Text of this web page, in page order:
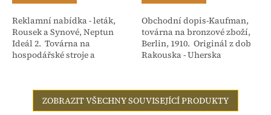
Reklamní nabídka - leták,
Rousek a Synové, Neptun
Ideál 2. Továrna na
hospodářské stroje a
Obchodní dopis-Kaufman,
továrna na bronzové zboží,
Berlin, 1910. Originál z dob
Rakouska - Uherska
ZOBRAZIT VŠECHNY SOUVISEJÍCÍ PRODUKTY